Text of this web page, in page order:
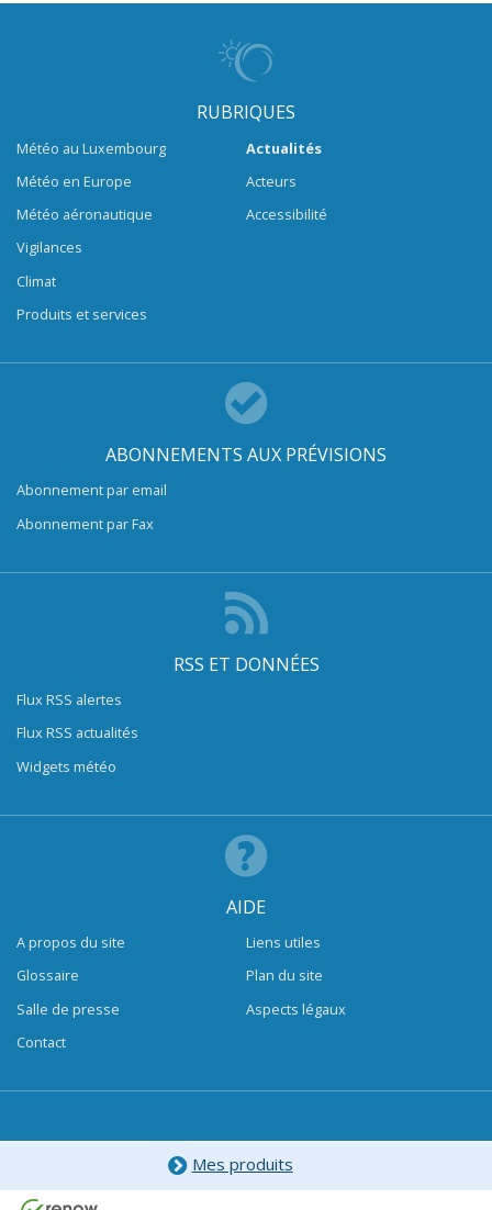
RUBRIQUES
Météo au Luxembourg
Météo en Europe
Météo aéronautique
Vigilances
Climat
Produits et services
Actualités
Acteurs
Accessibilité
ABONNEMENTS AUX PRÉVISIONS
Abonnement par email
Abonnement par Fax
RSS ET DONNÉES
Flux RSS alertes
Flux RSS actualités
Widgets météo
AIDE
A propos du site
Glossaire
Salle de presse
Contact
Liens utiles
Plan du site
Aspects légaux
Mes produits